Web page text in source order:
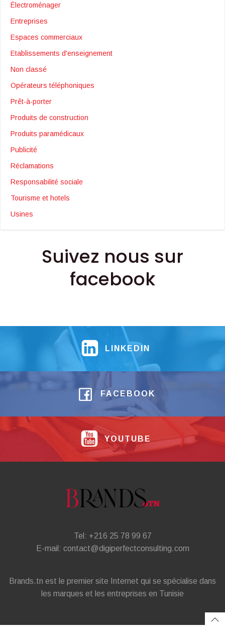
Électroménager
Entreprises
Espaces commerciaux
Etablissements d'enseignement
Non classé
Opérateurs téléphoniques
Prêt-à-porter
Produits de construction
Produits paramédicaux
Publicité
Réclamations
Responsabilité sociale
Tourisme et hotels
Usines
Suivez nous sur
facebook
LINKEDIN
FACEBOOK
YOUTUBE
Tel: +216 25 78 99 67
E-mail: contact@digiperfectconsulting.com
Brands.tn est le premier site Internet qui se spécialise dans
les marques et les entreprises en Tunisie